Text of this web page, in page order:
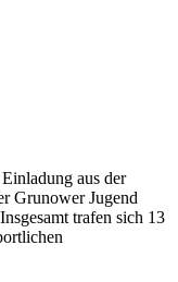
aus der
Grunower Jugend
trafen sich 13